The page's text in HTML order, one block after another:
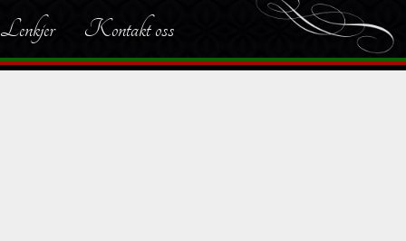
Lenkjer Kontakt oss